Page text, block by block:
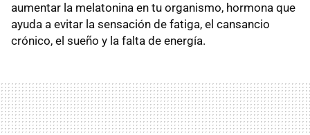
aumentar la melatonina en tu organismo, hormona que
ayuda a evitar la sensación de fatiga, el cansancio
crónico, el sueño y la falta de energía.